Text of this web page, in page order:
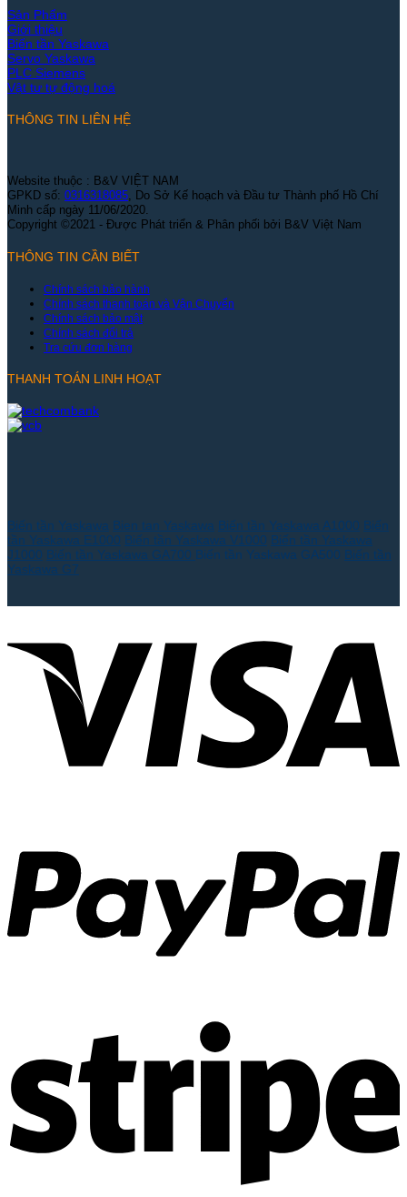
Sản Phẩm
Giới thiệu
Biến tần Yaskawa
Servo Yaskawa
PLC Siemens
Vật tư tự động hoá
THÔNG TIN LIÊN HỆ
Website thuộc : B&V VIỆT NAM
GPKD số: 0316318085, Do Sở Kế hoạch và Đầu tư Thành phố Hồ Chí
Minh cấp ngày 11/06/2020.
Copyright ©2021 - Được Phát triển & Phân phối bởi B&V Việt Nam
THÔNG TIN CẦN BIẾT
Chính sách bảo hành
Chính sách thanh toán và Vận Chuyển
Chính sách bảo mật
Chính sách đổi trả
Tra cứu đơn hàng
THANH TOÁN LINH HOẠT
Biến tần Yaskawa Bien tan Yaskawa Biến tần Yaskawa A1000 Biến
tần Yaskawa E1000 Biến tần Yaskawa V1000 Biến tần Yaskawa
J1000 Biến tần Yaskawa GA700 Biến tần Yaskawa GA500 Biến tần
Yaskawa G7